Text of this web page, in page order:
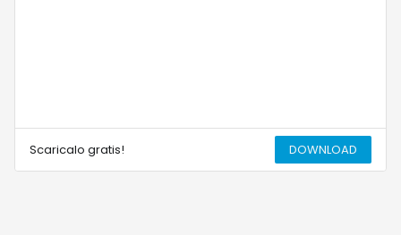
Scaricalo gratis! DOWNLOAD